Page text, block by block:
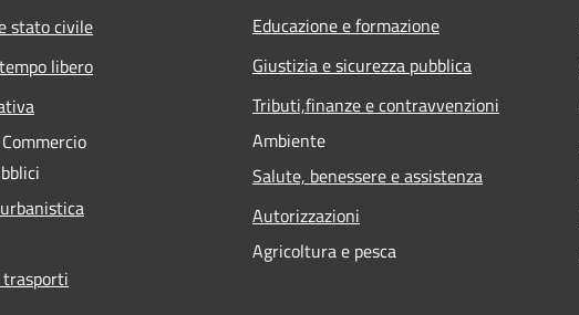
stato civile
libero
Educazione e formazione
Giustizia e sicurezza pubblica
Tributi,finanze e contravvenzioni
Ambiente
Salute, benessere e assistenza
Autorizzazioni
Agricoltura e pesca